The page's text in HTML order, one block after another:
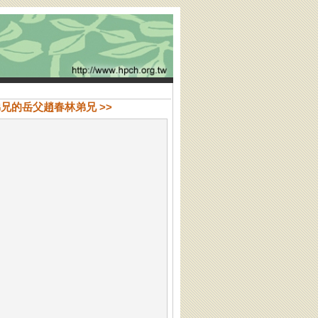
的岳父趙春林弟兄 >>